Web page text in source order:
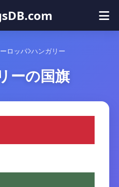
イン
イズ
ロッパ ハンガリー
ーの国旗